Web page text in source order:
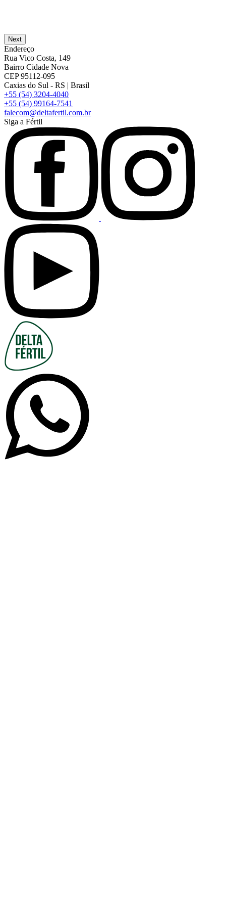
Next
Endereço
Rua Vico Costa, 149
Bairro Cidade Nova
CEP 95112-095
Caxias do Sul - RS | Brasil
+55 (54) 3204-4040
+55 (54) 99164-7541
falecom@deltafertil.com.br
Siga a Fértil